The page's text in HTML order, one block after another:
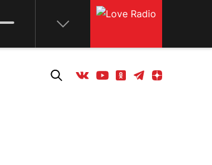
Вконтакте
YoutubeОдноклассники
ТелеграмЯндекс дзен